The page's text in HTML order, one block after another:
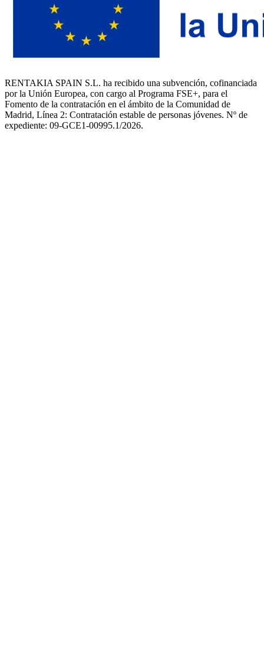
RENTAKIA SPAIN S.L. ha recibido una subvención, cofinanciada
por la Unión Europea, con cargo al Programa FSE+, para el
Fomento de la contratación en el ámbito de la Comunidad de
Madrid, Línea 2: Contratación estable de personas jóvenes. Nº de
expediente: 09-GCE1-00995.1/2026.